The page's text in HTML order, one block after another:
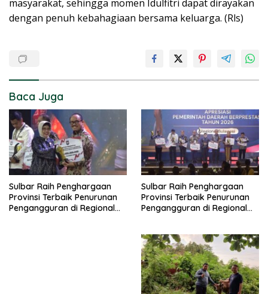
masyarakat, sehingga momen Idulfitri dapat dirayakan
dengan penuh kebahagiaan bersama keluarga. (Rls)
Baca Juga
Sulbar Raih Penghargaan
Provinsi Terbaik Penurunan
Pengangguran di Regional
Sulbar Raih Penghargaan
Provinsi Terbaik Penurunan
Pengangguran di Regional